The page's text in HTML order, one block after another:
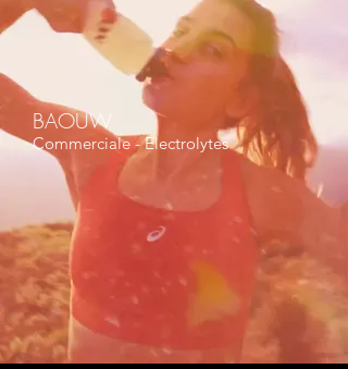
BAOUW
Commerciale - Electrolytes